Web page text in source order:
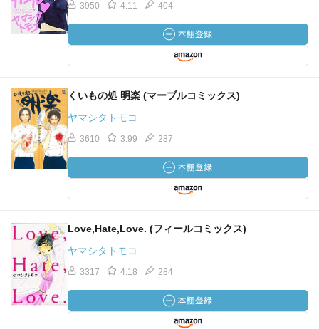
3950 4.11 404
くいもの処 明楽 (マーブルコミックス)
ヤマシタトモコ
3610 3.99 287
Love,Hate,Love. (フィールコミックス)
ヤマシタトモコ
3317 4.18 284